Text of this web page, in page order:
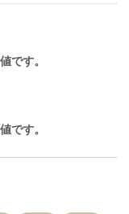
です。
です。